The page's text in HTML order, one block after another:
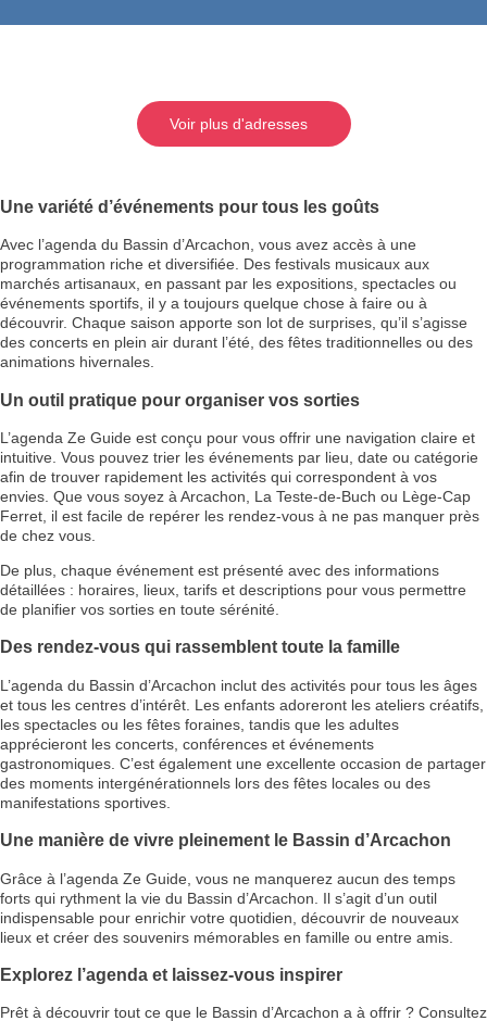
Voir plus d'adresses
Une variété d’événements pour tous les goûts
Avec l’agenda du Bassin d’Arcachon, vous avez accès à une
programmation riche et diversifiée. Des festivals musicaux aux
marchés artisanaux, en passant par les expositions, spectacles ou
événements sportifs, il y a toujours quelque chose à faire ou à
découvrir. Chaque saison apporte son lot de surprises, qu’il s’agisse
des concerts en plein air durant l’été, des fêtes traditionnelles ou des
animations hivernales.
Un outil pratique pour organiser vos sorties
L’agenda Ze Guide est conçu pour vous offrir une navigation claire et
intuitive. Vous pouvez trier les événements par lieu, date ou catégorie
afin de trouver rapidement les activités qui correspondent à vos
envies. Que vous soyez à Arcachon, La Teste-de-Buch ou Lège-Cap
Ferret, il est facile de repérer les rendez-vous à ne pas manquer près
de chez vous.
De plus, chaque événement est présenté avec des informations
détaillées : horaires, lieux, tarifs et descriptions pour vous permettre
de planifier vos sorties en toute sérénité.
Des rendez-vous qui rassemblent toute la famille
L’agenda du Bassin d’Arcachon inclut des activités pour tous les âges
et tous les centres d’intérêt. Les enfants adoreront les ateliers créatifs,
les spectacles ou les fêtes foraines, tandis que les adultes
apprécieront les concerts, conférences et événements
gastronomiques. C’est également une excellente occasion de partager
des moments intergénérationnels lors des fêtes locales ou des
manifestations sportives.
Une manière de vivre pleinement le Bassin d’Arcachon
Grâce à l’agenda Ze Guide, vous ne manquerez aucun des temps
forts qui rythment la vie du Bassin d’Arcachon. Il s’agit d’un outil
indispensable pour enrichir votre quotidien, découvrir de nouveaux
lieux et créer des souvenirs mémorables en famille ou entre amis.
Explorez l’agenda et laissez-vous inspirer
Prêt à découvrir tout ce que le Bassin d’Arcachon a à offrir ? Consultez